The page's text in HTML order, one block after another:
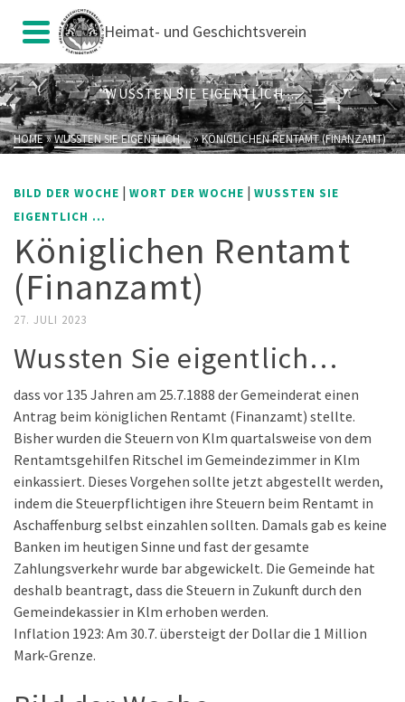
Heimat- und Geschichtsverein
WUSSTEN SIE EIGENTLICH ...
HOME»WUSSTEN SIE EIGENTLICH ...»KÖNIGLICHEN RENTAMT (FINANZAMT)
BILD DER WOCHE | WORT DER WOCHE | WUSSTEN SIE
EIGENTLICH ...
Königlichen Rentamt
(Finanzamt)
27. JULI 2023
Wussten Sie eigentlich…
dass vor 135 Jahren am 25.7.1888 der Gemeinderat einen
Antrag beim königlichen Rentamt (Finanzamt) stellte.
Bisher wurden die Steuern von Klm quartalsweise von dem
Rentamtsgehilfen Ritschel im Gemeindezimmer in Klm
einkassiert. Dieses Vorgehen sollte jetzt abgestellt werden,
indem die Steuerpflichtigen ihre Steuern beim Rentamt in
Aschaffenburg selbst einzahlen sollten. Damals gab es keine
Banken im heutigen Sinne und fast der gesamte
Zahlungsverkehr wurde bar abgewickelt. Die Gemeinde hat
deshalb beantragt, dass die Steuern in Zukunft durch den
Gemeindekassier in Klm erhoben werden.
Inflation 1923: Am 30.7. übersteigt der Dollar die 1 Million
Mark-Grenze.